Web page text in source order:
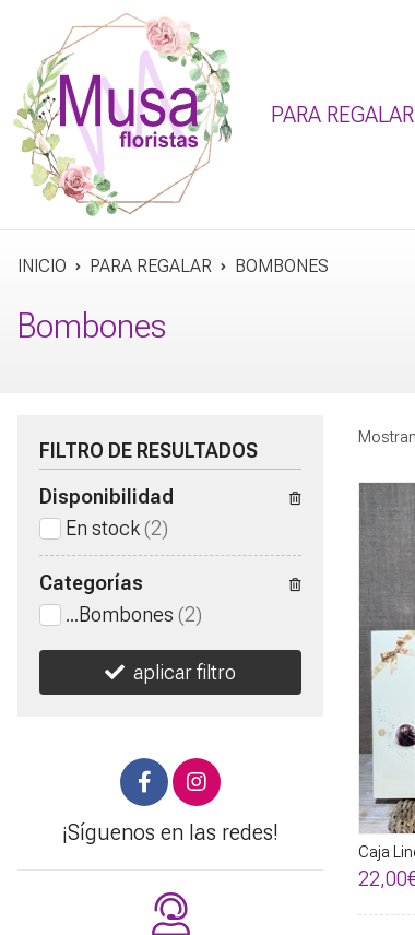
PARA REGALAR
INICIO PARA REGALAR BOMBONES
Bombones
Caja
FILTRO DE RESULTADOS
Disponibilidad
En stock(2)
Categorías
...Bombones (2)
aplicar filtro
¡Síguenos en las redes!